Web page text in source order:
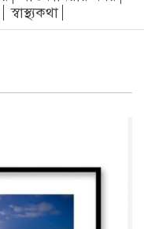
স্বাস্থ্যকথা